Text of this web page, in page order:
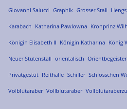
Giovanni Salucci Graphik Grosser Stall
Karabach Katharina Pawlowna Kronprinz
Königin Elisabeth II Königin Katharina König
Neuer Stutenstall orientalisch
Privatgestüt Reithalle Schiller Schlösschen
Volblutaraber Vollblutaraber